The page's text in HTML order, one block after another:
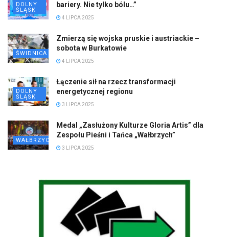
DOLNY
ŚLĄSK
bariery. Nie tylko bólu…”
4 LIPCA 2025
ŚWIDNICA
Zmierzą się wojska pruskie i austriackie –
sobota w Burkatowie
4 LIPCA 2025
DOLNY
ŚLĄSK
Łączenie sił na rzecz transformacji
energetycznej regionu
3 LIPCA 2025
WAŁBRZYCH
Medal „Zasłużony Kulturze Gloria Artis” dla
Zespołu Pieśni i Tańca „Wałbrzych”
3 LIPCA 2025